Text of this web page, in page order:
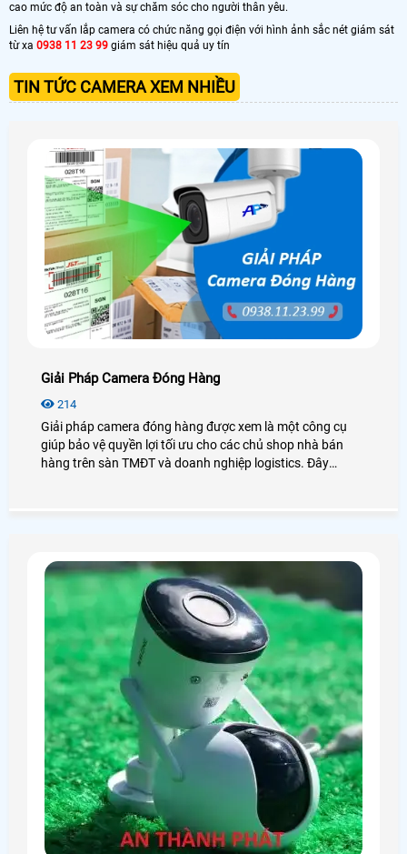
cao mức độ an toàn và sự chăm sóc cho người thân yêu.
Liên hệ tư vấn lắp camera có chức năng gọi điện với hình ảnh sắc nét giám sát
từ xa 0938 11 23 99 giám sát hiệu quả uy tín
TIN TỨC CAMERA XEM NHIỀU
Giải Pháp Camera Đóng Hàng
214
Giải pháp camera đóng hàng được xem là một công cụ
giúp bảo vệ quyền lợi tối ưu cho các chủ shop nhà bán
hàng trên sàn TMĐT và doanh nghiệp logistics. Đây